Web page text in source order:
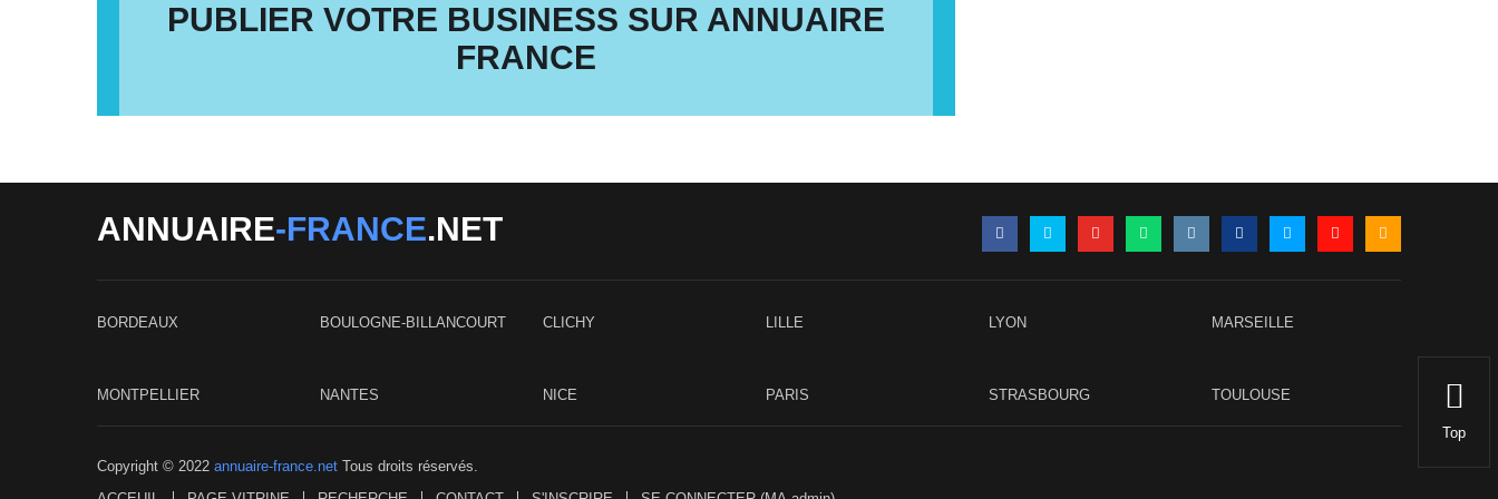
PUBLIER VOTRE BUSINESS SUR ANNUAIRE
FRANCE
ANNUAIRE-FRANCE.NET
BORDEAUX BOULOGNE-BILLANCOURT CLICHY LILLE LYON MARSEILLE
MONTPELLIER NANTES NICE PARIS STRASBOURG TOULOUSE
Copyright © 2022 annuaire-france.net Tous droits réservés.
Top